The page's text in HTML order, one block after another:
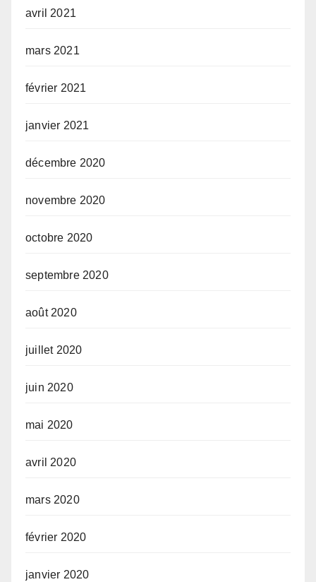
avril 2021
mars 2021
février 2021
janvier 2021
décembre 2020
novembre 2020
octobre 2020
septembre 2020
août 2020
juillet 2020
juin 2020
mai 2020
avril 2020
mars 2020
février 2020
janvier 2020